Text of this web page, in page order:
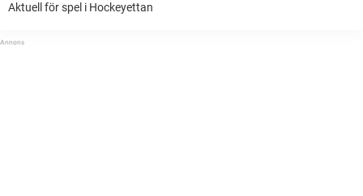
Aktuell för spel i Hockeyettan